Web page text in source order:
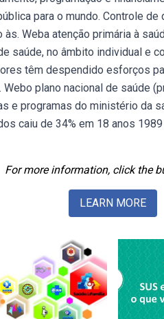
para o mundo. Controle
Weba atenção primária à
saúde, no âmbito individual e
têm despendido esforços
plano nacional de saúde
e programas do ministério da
caiu de 34% em 18 anos
For more information, click the
LEARN MORE